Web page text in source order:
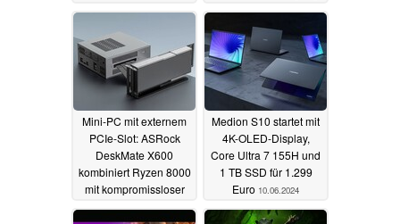
14.06.2024
Mini-PC mit externem
PCIe-Slot: ASRock
DeskMate X600
kombiniert Ryzen 8000
mit kompromissloser
11.06.2024
Medion S10 startet mit
4K-OLED-Display,
Core Ultra 7 155H und
1 TB SSD für 1.299
Euro 10.06.2024